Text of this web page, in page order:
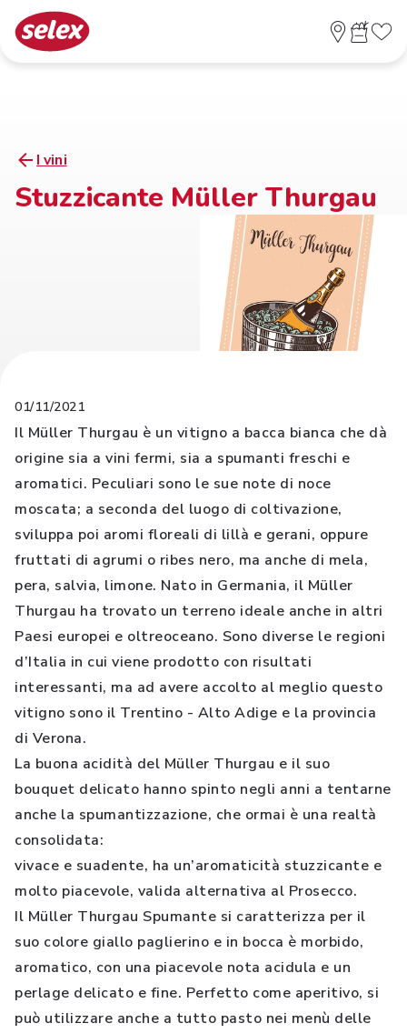
I vini
Stuzzicante Müller Thurgau
01/11/2021
Il Müller Thurgau è un vitigno a bacca bianca che dà
origine sia a vini fermi, sia a spumanti freschi e
aromatici. Peculiari sono le sue note di noce
moscata; a seconda del luogo di coltivazione,
sviluppa poi aromi floreali di lillà e gerani, oppure
fruttati di agrumi o ribes nero, ma anche di mela,
pera, salvia, limone. Nato in Germania, il Müller
Thurgau ha trovato un terreno ideale anche in altri
Paesi europei e oltreoceano. Sono diverse le regioni
d’Italia in cui viene prodotto con risultati
interessanti, ma ad avere accolto al meglio questo
vitigno sono il Trentino - Alto Adige e la provincia
di Verona.
La buona acidità del Müller Thurgau e il suo
bouquet delicato hanno spinto negli anni a tentarne
anche la spumantizzazione, che ormai è una realtà
consolidata:
vivace e suadente, ha un’aromaticità stuzzicante e
molto piacevole, valida alternativa al Prosecco.
Il Müller Thurgau Spumante si caratterizza per il
suo colore giallo paglierino e in bocca è morbido,
aromatico, con una piacevole nota acidula e un
perlage delicato e fine. Perfetto come aperitivo, si
può utilizzare anche a tutto pasto nei menù delle